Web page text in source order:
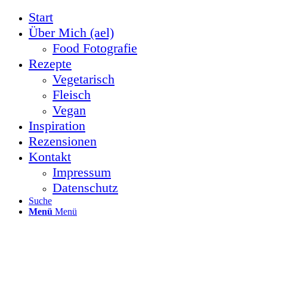
Start
Über Mich (ael)
Food Fotografie
Rezepte
Vegetarisch
Fleisch
Vegan
Inspiration
Rezensionen
Kontakt
Impressum
Datenschutz
Suche
Menü Menü